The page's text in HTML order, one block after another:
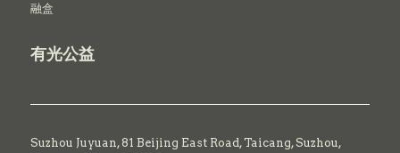
融盒
有光公益
Suzhou Juyuan, 81 Beijing East Road,Taicang,Suzhou,